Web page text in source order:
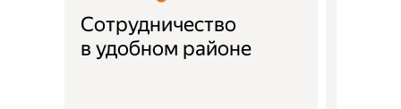
Сотрудничество
в удобном районе